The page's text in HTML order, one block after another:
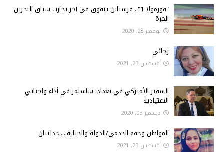
"فورمولا 1".. فرستابن يتفوق في آخر تجارب سباق البحرين
الحرة
نوفمبر 28, 2020
رجائي
أغسطس 23, 2021
السفير الأميركي في بغداد: ساستمر في أداءِ واجباتي
الاعتيادية
ديسمبر 03, 2020
المواطن وحقه الخدمي/الدولة والجباية.....جدليتان
أغسطس 23, 2021